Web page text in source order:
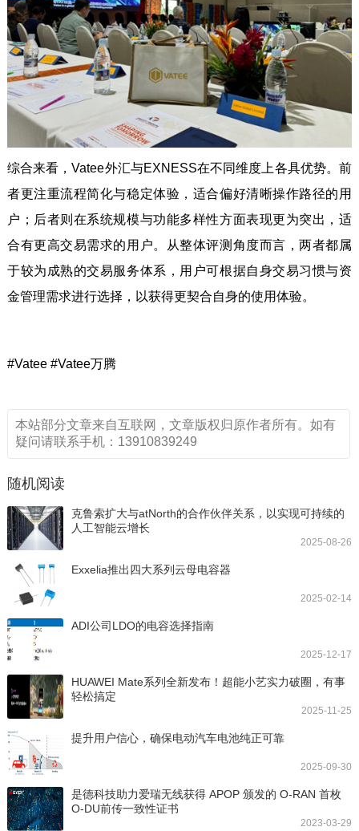
综合来看，Vatee外汇与EXNESS在不同维度上各具优势。前
者更注重流程简化与稳定体验，适合偏好清晰操作路径的用
户；后者则在系统规模与功能多样性方面表现更为突出，适
合有更高交易需求的用户。从整体评测角度而言，两者都属
于较为成熟的交易服务体系，用户可根据自身交易习惯与资
金管理需求进行选择，以获得更契合自身的使用体验。
#Vatee #Vatee万腾
本站部分文章来自互联网，文章版权归原作者所有。如有
疑问请联系手机：13910839249
随机阅读
克鲁索扩大与atNorth的合作伙伴关系，以实现可持续的
人工智能云增长
2025-08-26
Exxelia推出四大系列云母电容器
2025-02-14
ADI公司LDO的电容选择指南
2025-12-17
HUAWEI Mate系列全新发布！超能小艺实力破圈，有事
轻松搞定
2025-11-25
提升用户信心，确保电动汽车电池纯正可靠
2025-09-30
是德科技助力爱瑞无线获得 APOP 颁发的 O-RAN 首枚
O-DU前传一致性证书
2023-03-29